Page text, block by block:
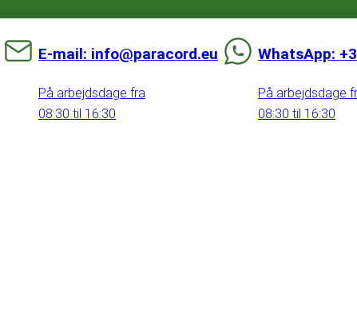
E-mail: info@paracord.eu
På arbejdsdage fra
08:30 til 16:30
WhatsApp:
På arbejdsdage
08:30 til 16:30